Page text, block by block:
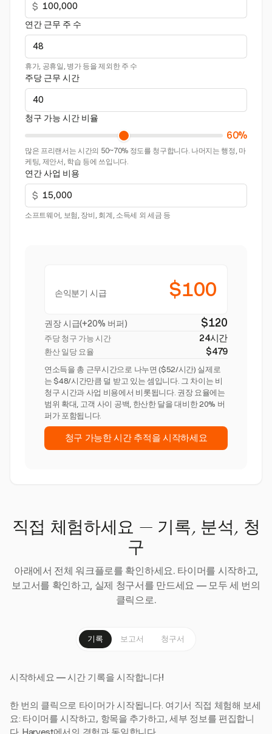
$
연간 근무 주 수
휴가, 공휴일, 병가 등을 제외한 주 수
주당 근무 시간
청구 가능 시간 비율
60%
많은 프리랜서는 시간의 50~70% 정도를 청구합니다. 나머지는 행정, 마
케팅, 제안서, 학습 등에 쓰입니다.
연간 사업 비용
$
소프트웨어, 보험, 장비, 회계, 소득세 외 세금 등
손익분기 시급 $100
권장 시급(+20% 버퍼) $120
주당 청구 가능 시간 24시간
환산 일당 요율 $479
연소득을 총 근무시간으로 나누면 ($52/시간) 실제로
는 $48/시간만큼 덜 받고 있는 셈입니다. 그 차이는 비
청구 시간과 사업 비용에서 비롯됩니다. 권장 요율에는
범위 확대, 고객 사이 공백, 한산한 달을 대비한 20% 버
퍼가 포함됩니다.
청구 가능한 시간 추적을 시작하세요
직접 체험하세요 — 기록, 분석, 청
구
아래에서 전체 워크플로를 확인하세요. 타이머를 시작하고,
보고서를 확인하고, 실제 청구서를 만드세요 — 모두 세 번의
클릭으로.
기록 보고서 청구서
시작하세요 — 시간 기록을 시작합니다!
한 번의 클릭으로 타이머가 시작됩니다. 여기서 직접 체험해 보세
요: 타이머를 시작하고, 항목을 추가하고, 세부 정보를 편집합니